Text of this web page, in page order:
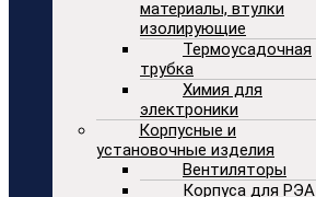
материалы, втулки
изолирующие
Термоусадочная
трубка
Химия для
электроники
Корпусные и
установочные изделия
Вентиляторы
Корпуса для РЭА